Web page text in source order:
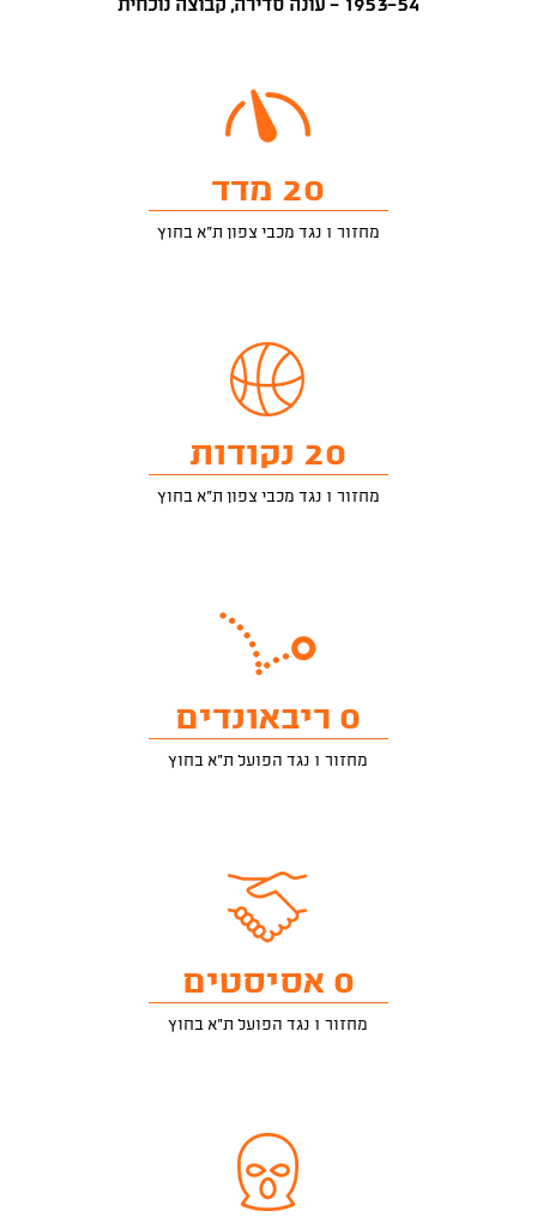
1953-54 - עונה סדירה, קבוצה נוכחית
20 מדד
מחזור 1 נגד מכבי צפון ת"א בחוץ
20 נקודות
מחזור 1 נגד מכבי צפון ת"א בחוץ
0 ריבאונדים
מחזור 1 נגד הפועל ת"א בחוץ
0 אסיסטים
מחזור 1 נגד הפועל ת"א בחוץ